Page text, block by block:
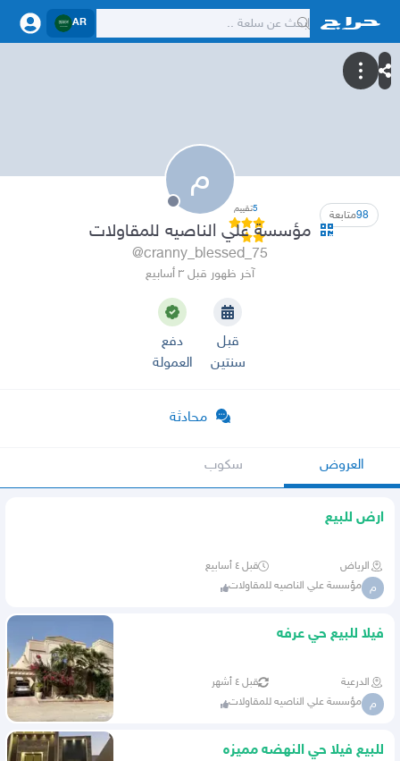
AR
م
98متابعة 5تقييم
مؤسسة علي الناصيه للمقاولات
@cranny_blessed_75
آخر ظهور قبل ٣ أسابيع
قبل
سنتين
دفع
العمولة
محادثة
العروض سكوب
ارض للبيع
الرياض قبل ٤ أسابيع
م مؤسسة علي الناصيه للمقاولات
فيلا للبيع حي عرفه
الدرعية قبل ٤ أشهر
م مؤسسة علي الناصيه للمقاولات
للبيع فيلا حي النهضه مميزه